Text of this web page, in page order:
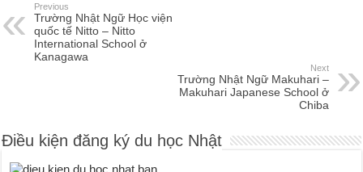
Previous
Trường Nhật Ngữ Học viện
quốc tế Nitto – Nitto
International School ở
Kanagawa
Next
Trường Nhật Ngữ Makuhari –
Makuhari Japanese School ở
Chiba
Điều kiện đăng ký du học Nhật